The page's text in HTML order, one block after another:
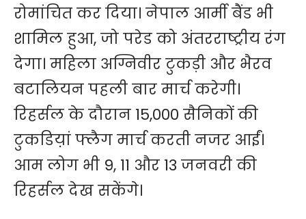
रोमांचित कर दिया। नेपाल आर्मी बैंड भी
शामिल हुआ, जो परेड को अंतरराष्ट्रीय रंग
देगा। महिला अग्निवीर टुकड़ी और भैरव
बटालियन पहली बार मार्च करेगी।
रिहर्सल के दौरान 15,000 सैनिकों की
टुकडिय़ां फ्लैग मार्च करती नजर आईं।
आम लोग भी 9, 11 और 13 जनवरी की
रिहर्सल देख सकेंगे।